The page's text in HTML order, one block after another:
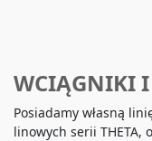
WCIĄGNIKI
Posiadamy własną
linowych serii THETA,